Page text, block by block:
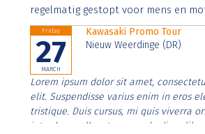
regelmatig gestopt voor mens en
Friday
27
MARCH
Kawasaki Promo Tour
Nieuw Weerdinge (DR)
Lorem ipsum dolor sit amet,
elit. Suspendisse varius enim in eros
tristique. Duis cursus, mi quis viverra
interdum nulla, ut commodo diam